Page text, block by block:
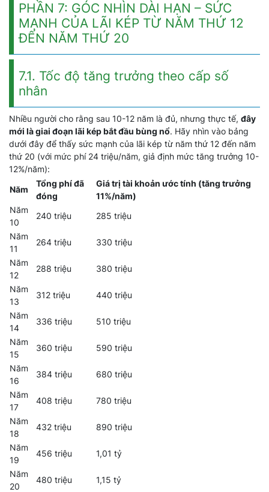
PHẦN 7: GÓC NHÌN DÀI HẠN – SỨC
MẠNH CỦA LÃI KÉP TỪ NĂM THỨ 12
ĐẾN NĂM THỨ 20
7.1. Tốc độ tăng trưởng theo cấp số
nhân
Nhiều người cho rằng sau 10-12 năm là đủ, nhưng thực tế, đây
mới là giai đoạn lãi kép bắt đầu bùng nổ. Hãy nhìn vào bảng
dưới đây để thấy sức mạnh của lãi kép từ năm thứ 12 đến năm
thứ 20 (với mức phí 24 triệu/năm, giả định mức tăng trưởng 10-
12%/năm):
Năm
Tổng phí đã
đóng
Giá trị tài khoản ước tính (tăng trưởng
11%/năm)
Năm
10
240 triệu
285 triệu
Năm
11
264 triệu
330 triệu
Năm
12
288 triệu
380 triệu
Năm
13
312 triệu
440 triệu
Năm
14
336 triệu
510 triệu
Năm
15
360 triệu
590 triệu
Năm
16
384 triệu
680 triệu
Năm
17
408 triệu
780 triệu
Năm
18
432 triệu
890 triệu
Năm
19
456 triệu
1,01 tỷ
Năm
20
480 triệu
1,15 tỷ